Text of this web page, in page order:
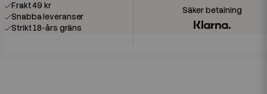
Frakt 49 kr
Snabba leveranser
Strikt 18-års gräns